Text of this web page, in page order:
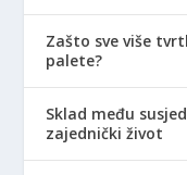
Zašto sve više
palete?
Sklad među
zajednički život